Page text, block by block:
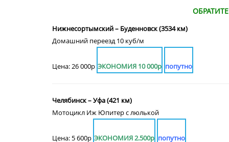
Нижнесортымский – Буденновск (3534 км)
Домашний переезд 10 куб/м
Цена: 26 000р ЭКОНОМИЯ 10 000р попутно
Челябинск – Уфа (421 км)
Мотоцикл Иж Юпитер с люлькой
Цена: 5 600р ЭКОНОМИЯ 2.500р попутно